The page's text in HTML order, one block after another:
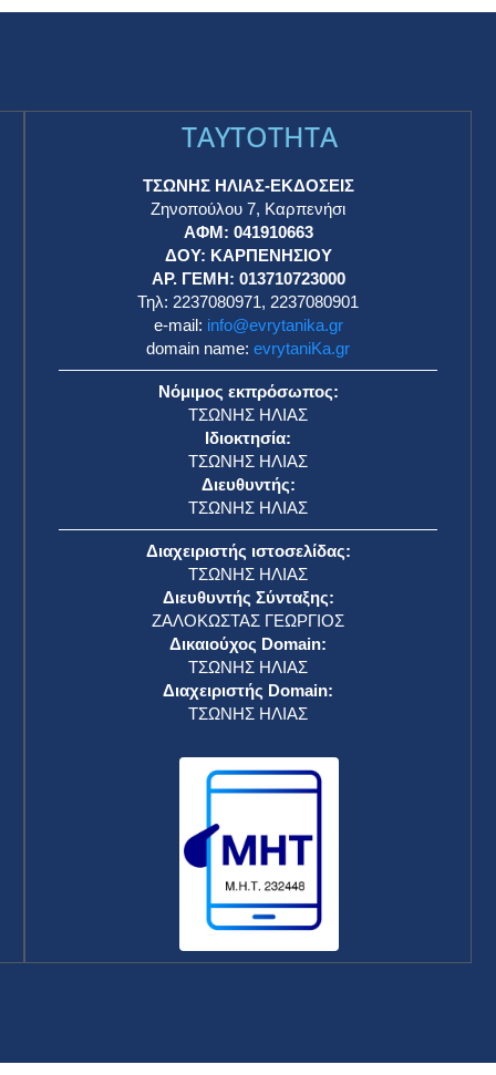
TAYTOTHTA
ΤΣΩΝΗΣ ΗΛΙΑΣ-ΕΚΔΟΣΕΙΣ
Ζηνοπούλου 7, Καρπενήσι
ΑΦΜ: 041910663
ΔΟΥ: ΚΑΡΠΕΝΗΣΙΟΥ
ΑΡ. ΓΕΜΗ: 013710723000
Τηλ: 2237080971, 2237080901
e-mail: info@evrytanika.gr
domain name: evrytaniKa.gr
Νόμιμος εκπρόσωπος:
ΤΣΩΝΗΣ ΗΛΙΑΣ
Ιδιοκτησία:
ΤΣΩΝΗΣ ΗΛΙΑΣ
Διευθυντής:
ΤΣΩΝΗΣ ΗΛΙΑΣ
Διαχειριστής ιστοσελίδας:
ΤΣΩΝΗΣ ΗΛΙΑΣ
Διευθυντής Σύνταξης:
ΖΑΛΟΚΩΣΤΑΣ ΓΕΩΡΓΙΟΣ
Δικαιούχος Domain:
ΤΣΩΝΗΣ ΗΛΙΑΣ
Διαχειριστής Domain:
ΤΣΩΝΗΣ ΗΛΙΑΣ